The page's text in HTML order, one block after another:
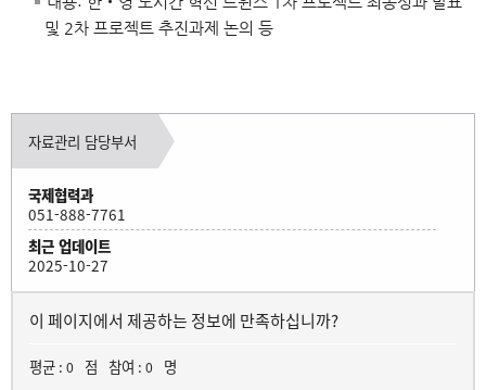
및 2차 프로젝트 추진과제 논의 등
자료관리 담당부서
국제협력과
051-888-7761
최근 업데이트
2025-10-27
이 페이지에서 제공하는 정보에 만족하십니까?
평균 : 0 점 참여 : 0 명